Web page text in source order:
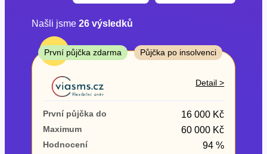
Cena
Od
První půjčka zdarma
–
ano
Našli jsme 26výsledků
TOP
První půjčka zdarma Půjčka po insolvenci
Detail >
První půjčka do 16 000 Kč
Maximum 60 000 Kč
Hodnocení 94 %